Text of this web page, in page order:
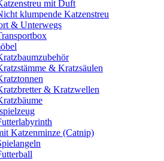
mit Duft
klumpende Katzenstreu
& Unterwegs
& Kratzsäulen
& Kratzwellen
Katzenminze (Catnip)